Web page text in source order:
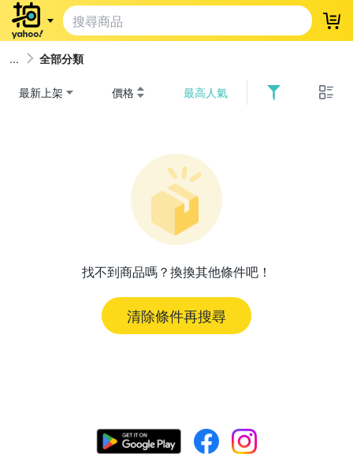
登
全部分類
最新上架 價格 最高人氣
找不到商品嗎？換換其他條件吧！
清除條件再搜尋